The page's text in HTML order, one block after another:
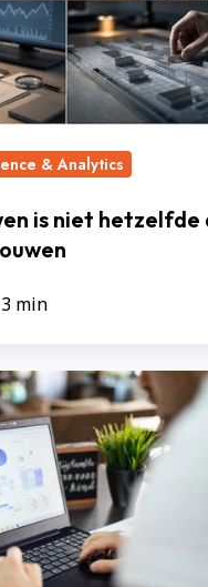
& Analytics
is niet hetzelfde
3 min